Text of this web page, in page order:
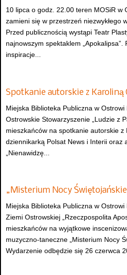
10 lipca o godz. 22.00 teren MOSiR w
zamieni się w przestrzeń niezwykłego
Przed publicznością wystąpi Teatr
najnowszym spektaklem
inspiracje...
Spotkanie autorskie z Karoliną
Miejska Biblioteka Publiczna w
Ostrowskie Stowarzyszenie „Ludzie z
mieszkańców na spotkanie autorskie z
dziennikarką Polsat News i Interii oraz
„Nienawidzę...
„Misterium Nocy
Miejska Biblioteka Publiczna w
Ziemi Ostrowskiej „Rzeczpospolita
mieszkańców na wyjątkowe
muzyczno-taneczne „Misterium Nocy
Wydarzenie odbędzie się 26 czerwca